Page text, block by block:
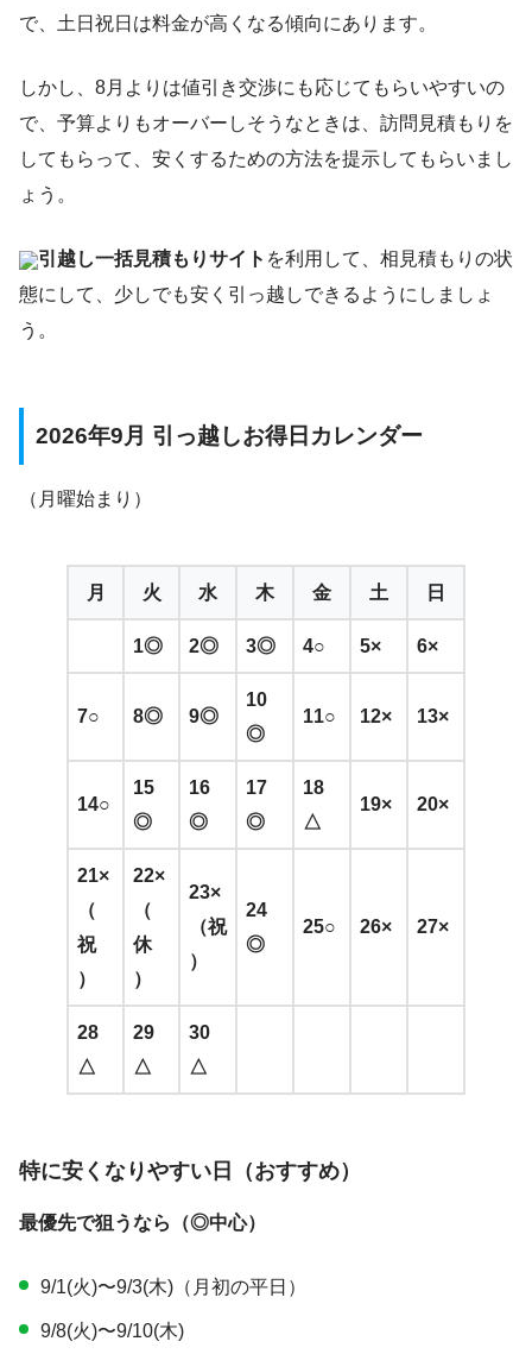
で、土日祝日は料金が高くなる傾向にあります。
しかし、8月よりは値引き交渉にも応じてもらいやすいの
で、予算よりもオーバーしそうなときは、訪問見積もりを
してもらって、安くするための方法を提示してもらいまし
ょう。
引越し一括見積もりサイト を利用して、相見積もりの状
態にして、少しでも安く引っ越しできるようにしましょ
う。
2026年9月 引っ越しお得日カレンダー
（月曜始まり）
月 火 水 木 金 土 日
1◎ 2◎ 3◎ 4○ 5× 6×
7○ 8◎ 9◎
10
◎
11○ 12× 13×
14○
15
◎
16
◎
17
◎
18
△
19× 20×
21×
（
祝
）
22×
（
休
）
23×
（祝
）
24
◎
25○ 26× 27×
28
△
29
△
30
△
特に安くなりやすい日（おすすめ）
最優先で狙うなら（◎中心）
9/1(火)〜9/3(木)（月初の平日）
9/8(火)〜9/10(木)